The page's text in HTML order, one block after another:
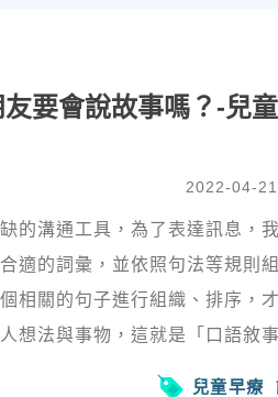
友要會說故事嗎？-兒
2022-04-
的溝通工具，為了表達訊息，
適的詞彙，並依照句法等規則
相關的句子進行組織、排序，
想法與事物，這就是「口語敘事
兒童早療